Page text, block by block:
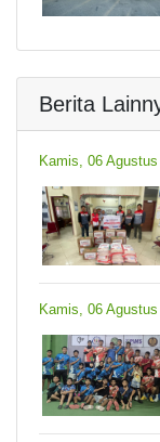
Berita
Kamis, 06
Kamis, 06